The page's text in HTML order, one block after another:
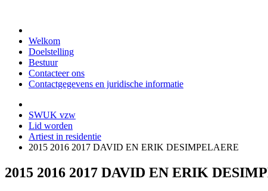
Welkom
Doelstelling
Bestuur
Contacteer ons
Contactgegevens en juridische informatie
SWUK vzw
Lid worden
Artiest in residentie
2015 2016 2017 DAVID EN ERIK DESIMPELAERE
2015 2016 2017 DAVID EN ERIK